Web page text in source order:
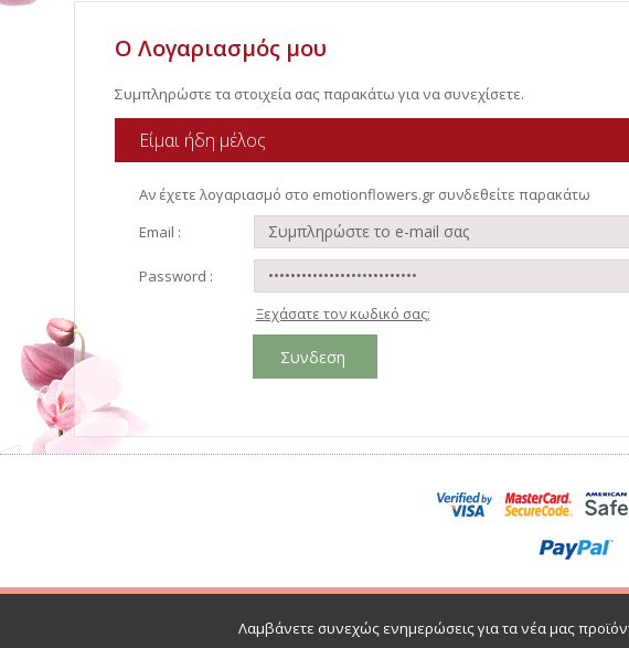
Ο Λογαριασμός μου
Συμπληρώστε τα στοιχεία σας παρακάτω για να συνεχίσετε.
Είμαι ήδη μέλος
Αν έχετε λογαριασμό στο emotionflowers.gr συνδεθείτε παρακάτω
Email :
Password :
Ξεχάσατε τον κωδικό σας;
Λαμβάνετε συνεχώς ενημερώσεις για τα νέα μας